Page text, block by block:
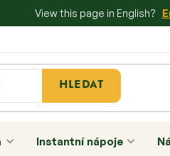
View this page in English?
HLEDAT
Instantní nápoje